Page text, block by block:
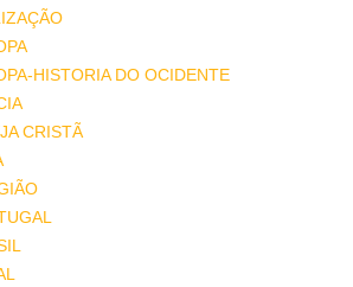
HISTORIA DO OCIDENTE
CRISTÃ